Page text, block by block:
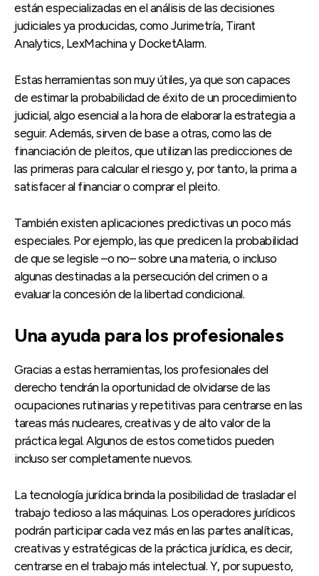
están especializadas en el análisis de las decisiones
judiciales ya producidas, como Jurimetría, Tirant
Analytics, LexMachina y DocketAlarm.
Estas herramientas son muy útiles, ya que son capaces
de estimar la probabilidad de éxito de un procedimiento
judicial, algo esencial a la hora de elaborar la estrategia a
seguir. Además, sirven de base a otras, como las de
financiación de pleitos, que utilizan las predicciones de
las primeras para calcular el riesgo y, por tanto, la prima a
satisfacer al financiar o comprar el pleito.
También existen aplicaciones predictivas un poco más
especiales. Por ejemplo, las que predicen la probabilidad
de que se legisle –o no– sobre una materia, o incluso
algunas destinadas a la persecución del crimen o a
evaluar la concesión de la libertad condicional.
Una ayuda para los profesionales
Gracias a estas herramientas, los profesionales del
derecho tendrán la oportunidad de olvidarse de las
ocupaciones rutinarias y repetitivas para centrarse en las
tareas más nucleares, creativas y de alto valor de la
práctica legal. Algunos de estos cometidos pueden
incluso ser completamente nuevos.
La tecnología jurídica brinda la posibilidad de trasladar el
trabajo tedioso a las máquinas. Los operadores jurídicos
podrán participar cada vez más en las partes analíticas,
creativas y estratégicas de la práctica jurídica, es decir,
centrarse en el trabajo más intelectual. Y, por supuesto,